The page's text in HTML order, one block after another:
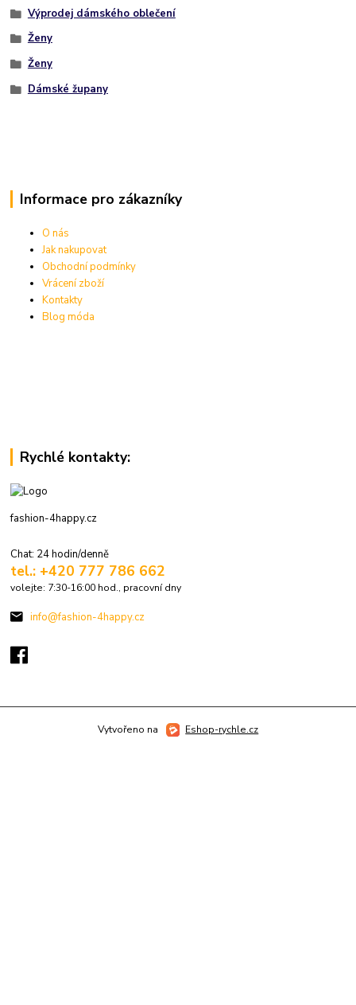
Výprodej dámského oblečení
Ženy
Ženy
Dámské župany
Informace pro zákazníky
O nás
Jak nakupovat
Obchodní podmínky
Vrácení zboží
Kontakty
Blog móda
Rychlé kontakty:
fashion-4happy.cz
Chat: 24 hodin/denně
tel.: +420 777 786 662
volejte: 7:30-16:00 hod., pracovní dny
info@fashion-4happy.cz
Vytvořeno na Eshop-rychle.cz